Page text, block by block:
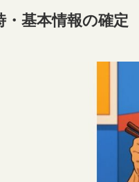
・基本情報の確定